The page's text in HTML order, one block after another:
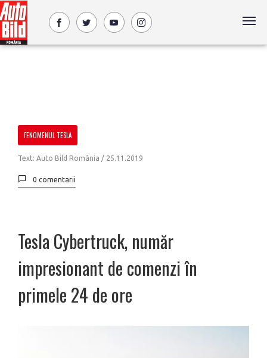
FENOMENUL TESLA
Text: Auto Bild România / 25.11.2019
0 comentarii
Tesla Cybertruck, număr
impresionant de comenzi în
primele 24 de ore